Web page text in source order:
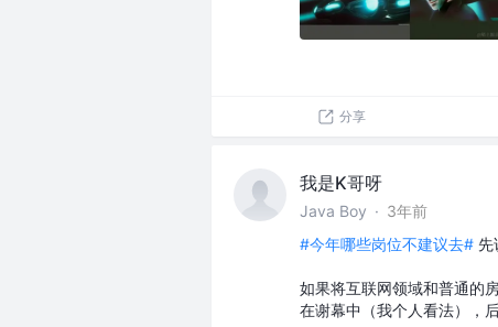
分享
我是K哥呀
Java Boy · 3年前
#今年哪些岗位不建议去# 先
如果将互联网领域和普通的
在谢幕中（我个人看法），